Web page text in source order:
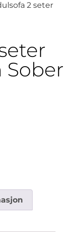
2 seter
Sober